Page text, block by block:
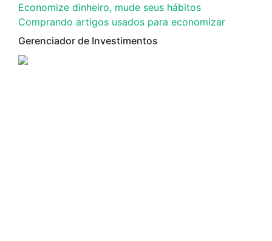
Economize dinheiro, mude seus hábitos
Comprando artigos usados para economizar
Gerenciador de Investimentos